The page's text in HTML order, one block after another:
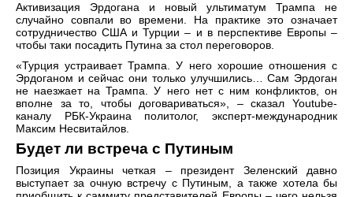
Активизация Эрдогана и новый ультиматум Трампа не
случайно совпали во времени. На практике это означает
сотрудничество США и Турции – и в перспективе Европы –
чтобы таки посадить Путина за стол переговоров.
«Турция устраивает Трампа. У него хорошие отношения с
Эрдоганом и сейчас они только улучшились… Сам Эрдоган
не наезжает на Трампа. У него нет с ним конфликтов, он
вполне за то, чтобы договариваться», – сказал Youtube-
каналу РБК-Украина политолог, эксперт-международник
Максим Несвитайлов.
Будет ли встреча с Путиным
Позиция Украины четкая – президент Зеленский давно
выступает за очную встречу с Путиным, а также хотела бы